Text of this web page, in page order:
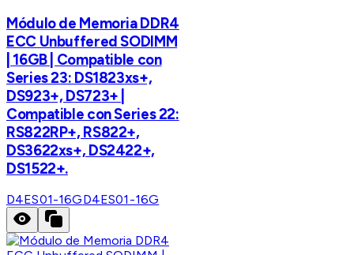
Módulo de Memoria DDR4
ECC Unbuffered SODIMM
| 16GB | Compatible con
Series 23: DS1823xs+,
DS923+, DS723+ |
Compatible con Series 22:
RS822RP+, RS822+,
DS3622xs+, DS2422+,
DS1522+.
D4ES01-16GD4ES01-16G